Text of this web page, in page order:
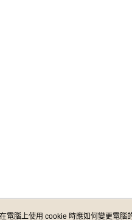
電腦上使用 cookie 時應如何變更電腦